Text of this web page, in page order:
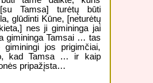
Tamsa] turėtų būti
glūdinti Kūne, [neturėtų
nes ji gimininga jai
gimininga Tamsai … tas
jos prigimčiai,
kad Tamsa … ir kaip
pripažįsta…